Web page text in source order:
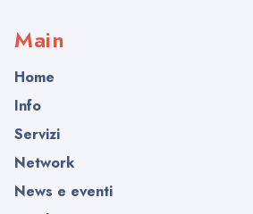
Main
Home
Info
Servizi
Network
News e eventi